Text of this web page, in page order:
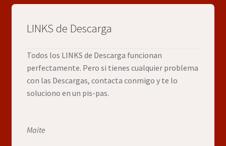
LINKS de Descarga
Todos los LINKS de Descarga funcionan
perfectamente. Pero si tienes cualquier problema
con las Descargas, contacta conmigo y te lo
soluciono en un pis-pas.
Maite